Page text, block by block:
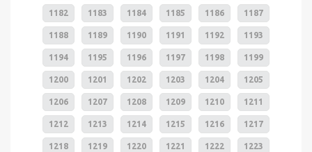
1182 1183 1184 1185 1186 1187
1188 1189 1190 1191 1192 1193
1194 1195 1196 1197 1198 1199
1200 1201 1202 1203 1204 1205
1206 1207 1208 1209 1210 1211
1212 1213 1214 1215 1216 1217
1218 1219 1220 1221 1222 1223